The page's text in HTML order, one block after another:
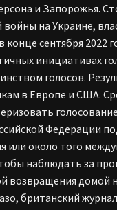
и Запорожья.
на Украине,
сентября 2022
инициативах
голосов.
в Европе и США.
Федерации
или около того
наблюдать за
возвращения домой
британский